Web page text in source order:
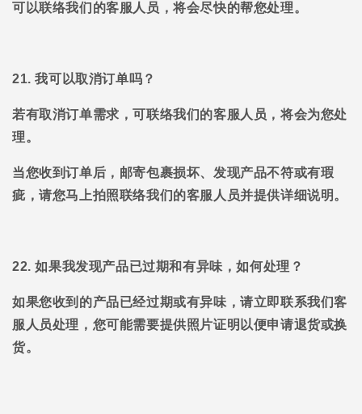
可以联络我们的客服人员，将会尽快的帮您处理。
21. 我可以取消订单吗？
若有取消订单需求，可联络我们的客服人员，将会为您处
理。
当您收到订单后，邮寄包裹损坏、发现产品不符或有瑕
疵，请您马上拍照联络我们的客服人员并提供详细说明。
22. 如果我发现产品已过期和有异味，如何处理？
如果您收到的产品已经过期或有异味，请立即联系我们客
服人员处理，您可能需要提供照片证明以便申请退货或换
货。